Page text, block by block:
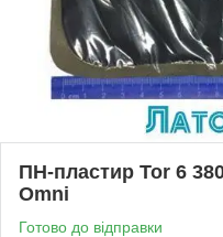
ПН-пластир Tor 6
Omni
Готово до відправки